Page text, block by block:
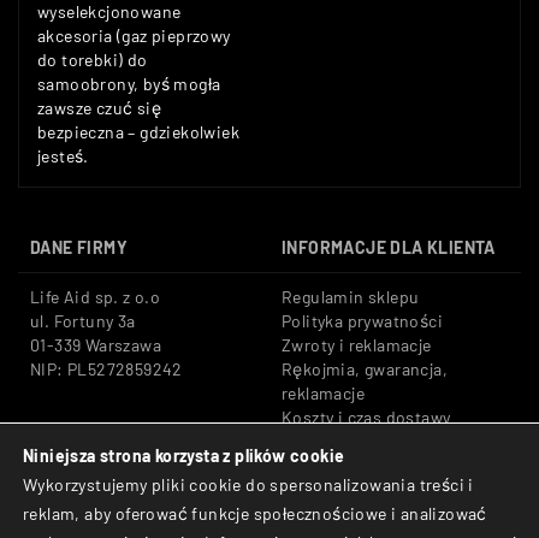
wyselekcjonowane
akcesoria (gaz pieprzowy
do torebki) do
samoobrony, byś mogła
zawsze czuć się
bezpieczna – gdziekolwiek
jesteś.
DANE FIRMY INFORMACJE DLA KLIENTA
Life Aid sp. z o.o
ul. Fortuny 3a
01-339 Warszawa
NIP: PL5272859242
Regulamin sklepu
Polityka prywatności
Zwroty i reklamacje
Rękojmia, gwarancja,
reklamacje
Koszty i czas dostawy
Tel: +48 533 666 776
E-mail: shop@lifeaid.pl
Bezpieczne płatności:
Przelewy24, BLIK, Karty
płatnicze
Niniejsza strona korzysta z plików cookie
Wykorzystujemy pliki cookie do spersonalizowania treści i
reklam, aby oferować funkcje społecznościowe i analizować